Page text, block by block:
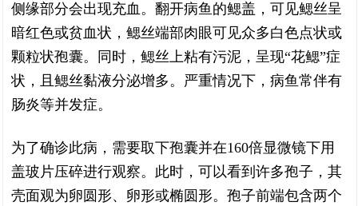
侧缘部分会出现充血。翻开病鱼的鳃盖，可见鳃丝呈
暗红色或贫血状，鳃丝端部肉眼可见众多白色点状或
颗粒状孢囊。同时，鳃丝上粘有污泥，呈现“花鳃”症
状，且鳃丝黏液分泌增多。严重情况下，病鱼常伴有
肠炎等并发症。
为了确诊此病，需要取下孢囊并在160倍显微镜下用
盖玻片压碎进行观察。此时，可以看到许多孢子，其
壳面观为卵圆形、卵形或椭圆形。孢子前端包含两个